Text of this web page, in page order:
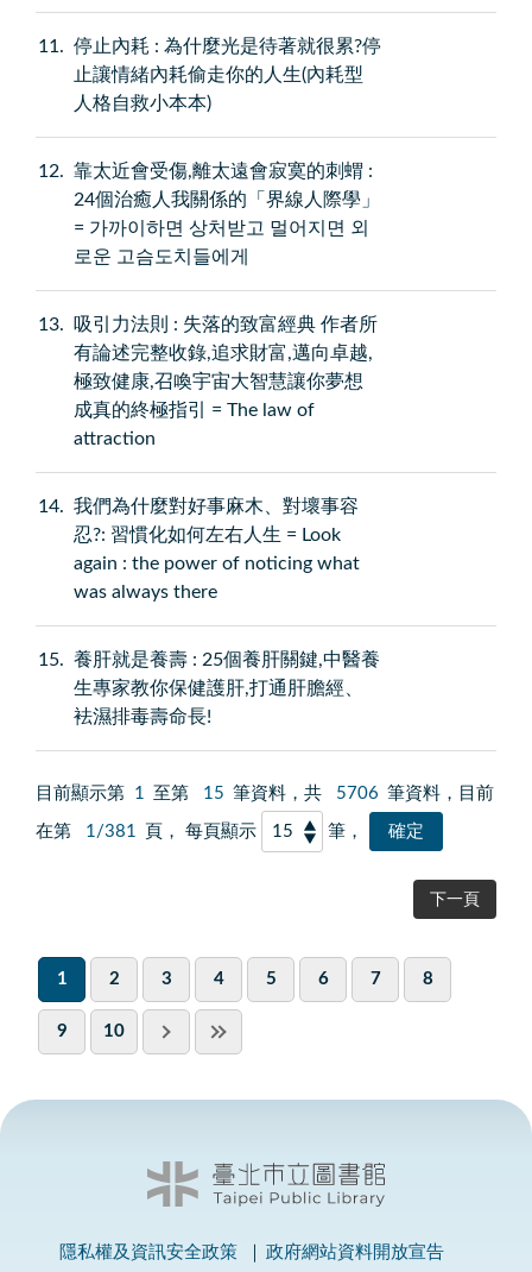
11
停止內耗 : 為什麼光是待著就很累?停
止讓情緒內耗偷走你的人生(內耗型
人格自救小本本)
12
靠太近會受傷,離太遠會寂寞的刺蝟 :
24個治癒人我關係的「界線人際學」
= 가까이하면 상처받고 멀어지면 외
로운 고슴도치들에게
13
吸引力法則 : 失落的致富經典 作者所
有論述完整收錄,追求財富,邁向卓越,
極致健康,召喚宇宙大智慧讓你夢想
成真的終極指引 = The law of
attraction
14
我們為什麼對好事麻木、對壞事容
忍?: 習慣化如何左右人生 = Look
again : the power of noticing what
was always there
15
養肝就是養壽 : 25個養肝關鍵,中醫養
生專家教你保健護肝,打通肝膽經、
袪濕排毒壽命長!
目前顯示第 1 至第 15 筆資料，共 5706 筆資料，目前
在第 1/381 頁， 每頁顯示 筆，
下一頁
1 2 3 4 5 6 7 8
9 10
隱私權及資訊安全政策 政府網站資料開放宣告